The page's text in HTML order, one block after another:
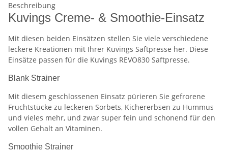
Beschreibung
Kuvings Creme- & Smoothie-Einsatz
Mit diesen beiden Einsätzen stellen Sie viele verschiedene
leckere Kreationen mit Ihrer Kuvings Saftpresse her. Diese
Einsätze passen für die Kuvings REVO830 Saftpresse.
Blank Strainer
Mit diesem geschlossenen Einsatz pürieren Sie gefrorene
Fruchtstücke zu leckeren Sorbets, Kichererbsen zu Hummus
und vieles mehr, und zwar super fein und schonend für den
vollen Gehalt an Vitaminen.
Smoothie Strainer